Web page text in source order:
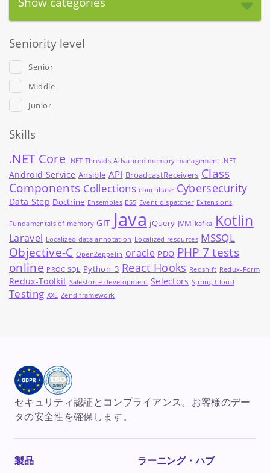
Seniority level
Senior
Middle
Junior
Skills
.NET Core .NET Threads Advanced memory management .NET
Android Service Ansible API BroadcastReceivers Class
Components Collections couchbase Cybersecurity
Data Step Doctrine Ensembles ES5 Event dispatcher Extensions
Fundamentals of memory GIT Java jQuery JVM kafka Kotlin
Laravel Localized data annotation Localized resources MSSQL
Objective-C OpenZeppelin oracle PDO PHP 7 tests
online PROC SQL Python_3 React Hooks Redshift Redux-Form
Redux-Toolkit Salesforce development Selectors Spring Cloud
Testing XXE Zend framework
セキュリティ認証とコンプライアンス。お客様のデー
タの安全性を確保します。
製品
ラーニング・ハブ